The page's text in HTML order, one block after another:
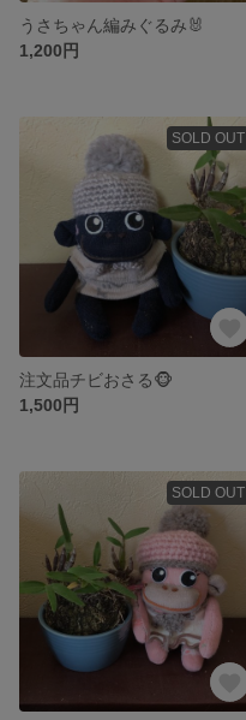
うさちゃん編みぐるみ🐰
1,200円
SOLD OUT
注文品チビおさる🐵
1,500円
SOLD OUT